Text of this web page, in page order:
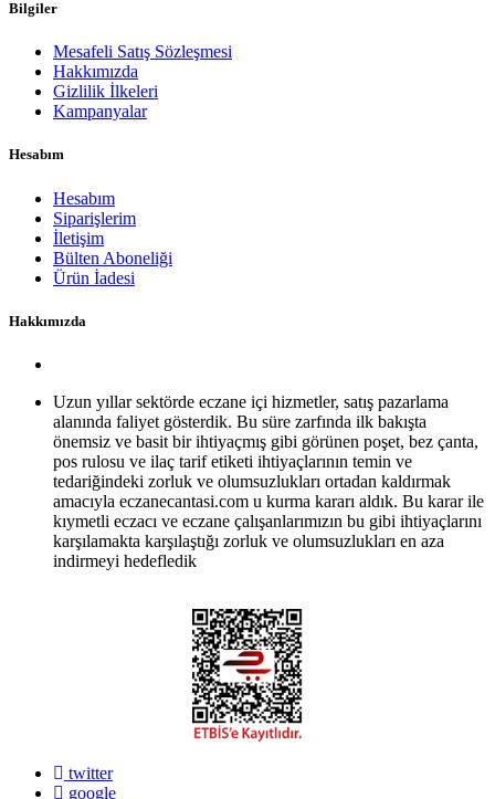
Bilgiler
Mesafeli Satış Sözleşmesi
Hakkımızda
Gizlilik İlkeleri
Kampanyalar
Hesabım
Hesabım
Siparişlerim
İletişim
Bülten Aboneliği
Ürün İadesi
Hakkımızda
Uzun yıllar sektörde eczane içi hizmetler, satış pazarlama
alanında faliyet gösterdik. Bu süre zarfında ilk bakışta
önemsiz ve basit bir ihtiyaçmış gibi görünen poşet, bez çanta,
pos rulosu ve ilaç tarif etiketi ihtiyaçlarının temin ve
tedariğindeki zorluk ve olumsuzlukları ortadan kaldırmak
amacıyla eczanecantasi.com u kurma kararı aldık. Bu karar ile
kıymetli eczacı ve eczane çalışanlarımızın bu gibi ihtiyaçlarını
karşılamakta karşılaştığı zorluk ve olumsuzlukları en aza
indirmeyi hedefledik
twitter
google